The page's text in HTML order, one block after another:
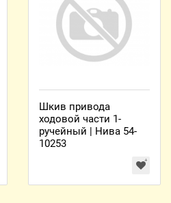
Шкив привода
ходовой части 1-
ручейный | Нива 54-
10253